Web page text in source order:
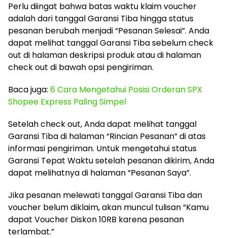
Perlu diingat bahwa batas waktu klaim voucher
adalah dari tanggal Garansi Tiba hingga status
pesanan berubah menjadi “Pesanan Selesai”. Anda
dapat melihat tanggal Garansi Tiba sebelum check
out di halaman deskripsi produk atau di halaman
check out di bawah opsi pengiriman.
Baca juga: 6 Cara Mengetahui Posisi Orderan SPX
Shopee Express Paling Simpel
Setelah check out, Anda dapat melihat tanggal
Garansi Tiba di halaman “Rincian Pesanan” di atas
informasi pengiriman. Untuk mengetahui status
Garansi Tepat Waktu setelah pesanan dikirim, Anda
dapat melihatnya di halaman “Pesanan Saya”.
Jika pesanan melewati tanggal Garansi Tiba dan
voucher belum diklaim, akan muncul tulisan “Kamu
dapat Voucher Diskon 10RB karena pesanan
terlambat.”